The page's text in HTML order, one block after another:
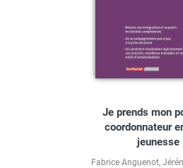
Je prends mon
coordonnateur
jeunesse
Fabrice Anguenot,